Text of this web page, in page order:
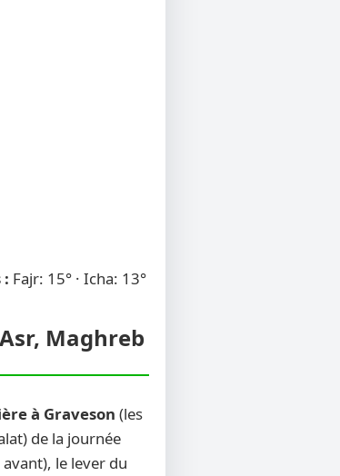
: Fajr: 15° · Icha: 13°
Maghreb
à Graveson (les
de la journée
le lever du